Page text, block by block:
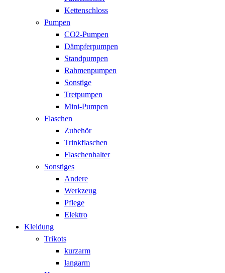
Kettenschloss
Pumpen
CO2-Pumpen
Dämpferpumpen
Standpumpen
Rahmenpumpen
Sonstige
Tretpumpen
Mini-Pumpen
Flaschen
Zubehör
Trinkflaschen
Flaschenhalter
Sonstiges
Andere
Werkzeug
Pflege
Elektro
Kleidung
Trikots
kurzarm
langarm